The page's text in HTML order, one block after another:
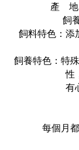
產 地
飼
飼料特色：添
飼養特色：特
性
有
每個月